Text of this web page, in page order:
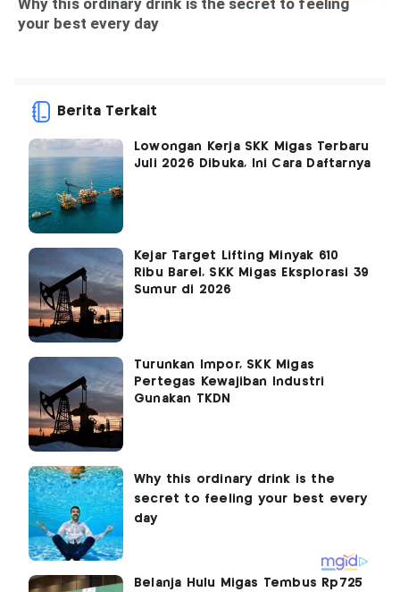
Berita Terkait
Lowongan Kerja SKK Migas Terbaru
Juli 2026 Dibuka, Ini Cara Daftarnya
Kejar Target Lifting Minyak 610
Ribu Barel, SKK Migas Eksplorasi 39
Sumur di 2026
Turunkan Impor, SKK Migas
Pertegas Kewajiban Industri
Gunakan TKDN
Belanja Hulu Migas Tembus Rp725